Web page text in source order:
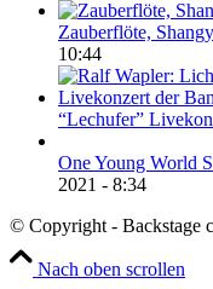
Zauberflöte,
10:44
“Lechufer”
One Young World
2021 - 8:34
© Copyright - Backstage
Nach oben scrollen